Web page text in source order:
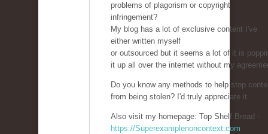
problems of plagorism or copyright
infringement?
My blog has a lot of exclusive content I've
either written myself
or outsourced but it seems a lot of it is
it up all over the internet without my
Do you know any methods to help stop
from being stolen? I'd truly appreciate it.
Also visit my homepage: Top Shelf Bread -
https://Superexamplenoncontext.com